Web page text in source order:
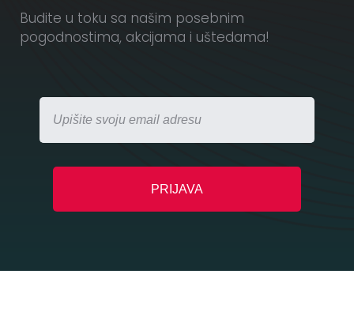
Budite u toku sa našim posebnim
pogodnostima, akcijama i uštedama!